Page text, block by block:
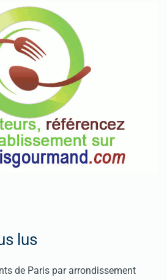
lus
de Paris par arrondissement